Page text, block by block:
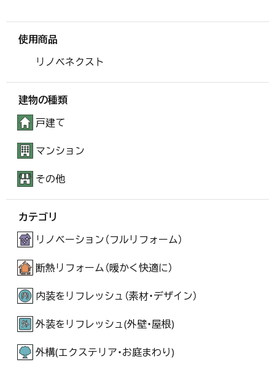
使用商品
リノベネクスト
建物の種類
戸建て
マンション
その他
カテゴリ
リノベーション（フルリフォーム）
断熱リフォーム（暖かく快適に）
内装をリフレッシュ（素材・デザイン）
外装をリフレッシュ(外壁・屋根)
外構(エクステリア・お庭まわり)